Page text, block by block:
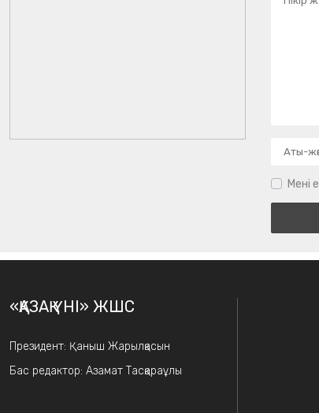
Мені
«ҚАЗАҚ ҮНІ» ЖШС
Президент: Қаныш Жарылқасын
Бас редактор: Азамат Тасқараұлы